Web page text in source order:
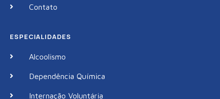
Contato
ESPECIALIDADES
Alcoolismo
Dependência Química
Internação Voluntária